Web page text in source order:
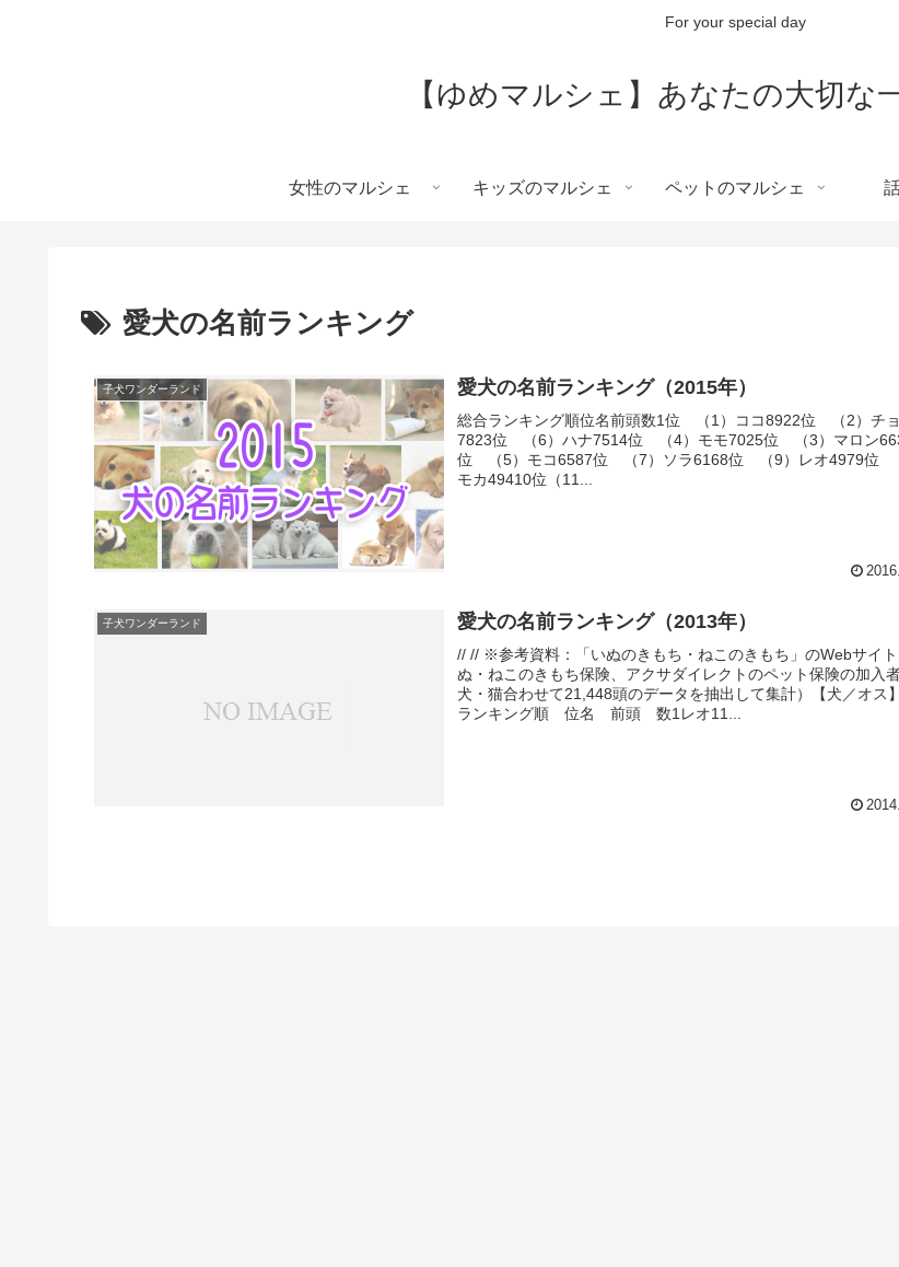
For your special day
【ゆめマルシェ】あなたの大切な
女性のマルシェ キッズのマルシェ ペットのマルシェ
愛犬の名前ランキング
子犬ワンダーランド 愛犬の名前ランキング（2015年）
総合ランキング順位名前頭数1位 （1）ココ8922位 （2）チ
7823位 （6）ハナ7514位 （4）モモ7025位 （3）マロン
位 （5）モコ6587位 （7）ソラ6168位 （9）レオ4979位
モカ49410位（11...
子犬ワンダーランド 愛犬の名前ランキング（2013年）
// // ※参考資料：「いぬのきもち・ねこのきもち」のWebサイ
ぬ・ねこのきもち保険、アクサダイレクトのペット保険の加入
犬・猫合わせて21,448頭のデータを抽出して集計）【犬／オス
ランキング順 位名 前頭 数1レオ11...